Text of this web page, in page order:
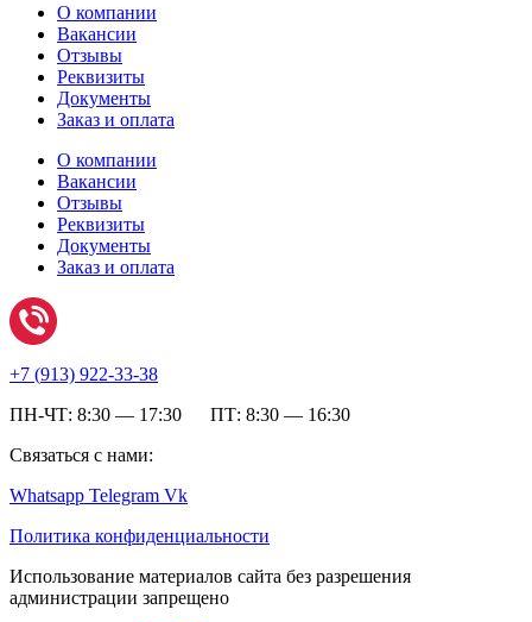
О компании
Вакансии
Отзывы
Реквизиты
Документы
Заказ и оплата
О компании
Вакансии
Отзывы
Реквизиты
Документы
Заказ и оплата
+7 (913) 922-33-38
ПН-ЧТ: 8:30 — 17:30 ПТ: 8:30 — 16:30
Связаться с нами:
Whatsapp Telegram Vk
Политика конфиденциальности
Использование материалов сайта без разрешения
администрации запрещено